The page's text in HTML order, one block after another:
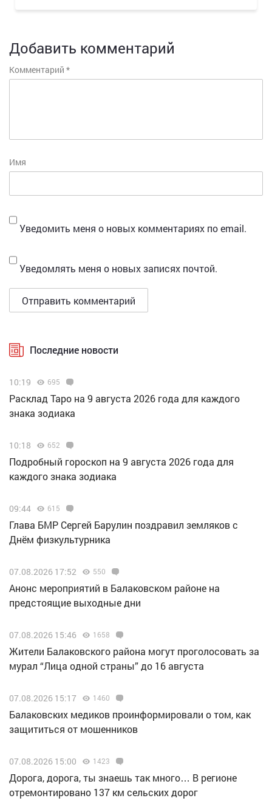
Добавить комментарий
Комментарий *
Имя
Уведомить меня о новых комментариях по email.
Уведомлять меня о новых записях почтой.
Последние новости
10:19 695
Расклад Таро на 9 августа 2026 года для каждого
знака зодиака
10:18 652
Подробный гороскоп на 9 августа 2026 года для
каждого знака зодиака
09:44 615
Глава БМР Сергей Барулин поздравил земляков с
Днём физкультурника
07.08.2026 17:52 550
Анонс мероприятий в Балаковском районе на
предстоящие выходные дни
07.08.2026 15:46 1658
Жители Балаковского района могут проголосовать за
мурал “Лица одной страны” до 16 августа
07.08.2026 15:17 1460
Балаковских медиков проинформировали о том, как
защититься от мошенников
07.08.2026 15:00 1423
Дорога, дорога, ты знаешь так много… В регионе
отремонтировано 137 км сельских дорог